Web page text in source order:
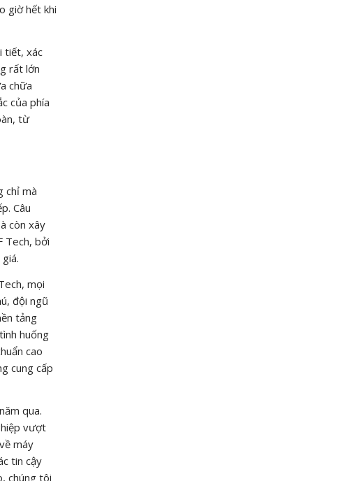
giờ hết khi
tiết, xác
rất lớn
chữa
của phía
từ
chỉ mà
Câu
còn xây
Tech, bởi
mọi
đội ngũ
tảng
huống
cao
cung cấp
qua.
vượt
máy
tin cậy
chúng tôi